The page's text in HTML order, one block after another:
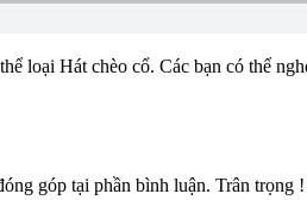
loại Hát chèo cổ. Các bạn có thể
góp tại phần bình luận. Trân trọng !